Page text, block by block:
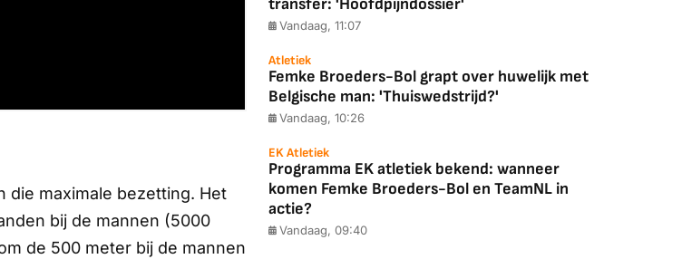
die maximale bezetting. Het
bij de mannen (5000
de 500 meter bij de mannen
transfer: 'Hoofdpijndossier'
Vandaag, 11:07
Atletiek
Femke Broeders-Bol grapt over huwelijk met
Belgische man: 'Thuiswedstrijd?'
Vandaag, 10:26
EK Atletiek
Programma EK atletiek bekend: wanneer
komen Femke Broeders-Bol en TeamNL in
actie?
Vandaag, 09:40